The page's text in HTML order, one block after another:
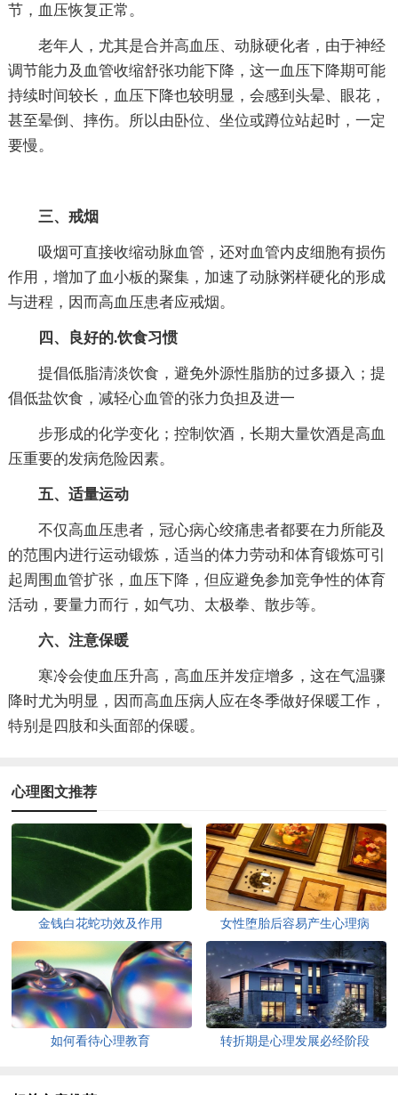
节，血压恢复正常。
老年人，尤其是合并高血压、动脉硬化者，由于神经
调节能力及血管收缩舒张功能下降，这一血压下降期可能
持续时间较长，血压下降也较明显，会感到头晕、眼花，
甚至晕倒、摔伤。所以由卧位、坐位或蹲位站起时，一定
要慢。
三、戒烟
吸烟可直接收缩动脉血管，还对血管内皮细胞有损伤
作用，增加了血小板的聚集，加速了动脉粥样硬化的形成
与进程，因而高血压患者应戒烟。
四、良好的.饮食习惯
提倡低脂清淡饮食，避免外源性脂肪的过多摄入；提
倡低盐饮食，减轻心血管的张力负担及进一
步形成的化学变化；控制饮酒，长期大量饮酒是高血
压重要的发病危险因素。
五、适量运动
不仅高血压患者，冠心病心绞痛患者都要在力所能及
的范围内进行运动锻炼，适当的体力劳动和体育锻炼可引
起周围血管扩张，血压下降，但应避免参加竞争性的体育
活动，要量力而行，如气功、太极拳、散步等。
六、注意保暖
寒冷会使血压升高，高血压并发症增多，这在气温骤
降时尤为明显，因而高血压病人应在冬季做好保暖工作，
特别是四肢和头面部的保暖。
心理图文推荐
金钱白花蛇功效及作用 女性堕胎后容易产生心理病
如何看待心理教育 转折期是心理发展必经阶段